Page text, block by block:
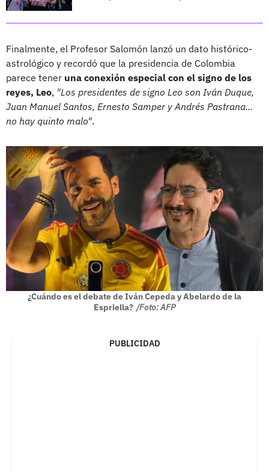
Finalmente, el Profesor Salomón lanzó un dato histórico-
astrológico y recordó que la presidencia de Colombia
parece tener una conexión especial con el signo de los
reyes, Leo, "Los presidentes de signo Leo son Iván Duque,
Juan Manuel Santos, Ernesto Samper y Andrés Pastrana...
no hay quinto malo".
¿Cuándo es el debate de Iván Cepeda y Abelardo de la
Espriella? /Foto: AFP
PUBLICIDAD